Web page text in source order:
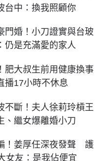
台中：換我照顧你
門婚！小刀證實與台玻
仍是充滿愛的家人
肥大叔生前用健康換事
17小時不休息
不斷！夫人徐莉玲槓王
繼女爆離婚小刀
！姜厚任深夜發聲 護
女友：是我佔便宜